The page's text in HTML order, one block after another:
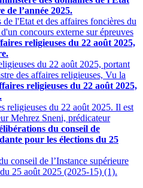
de l’année 2025.
l'Etat et des affaires foncières du
concours externe sur épreuves
religieuses du 22 août 2025,
du 22 août 2025, portant
des affaires religieuses, Vu la
religieuses du 22 août 2025,
religieuses du 22 août 2025. Il est
Mehrez Sneni, prédicateur
du conseil de
pour les élections du 25
conseil de l’Instance supérieure
25 août 2025 (2025-15) (1).